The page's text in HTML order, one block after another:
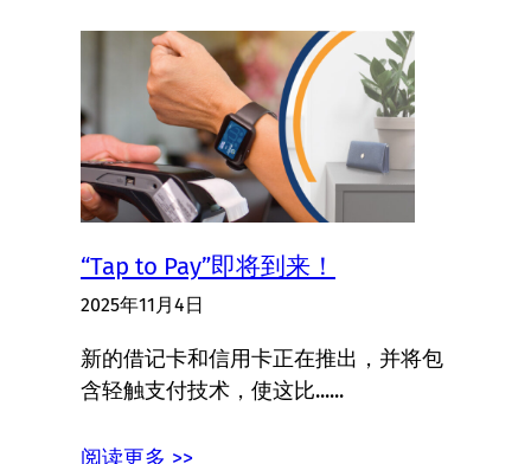
“Tap to Pay”即将到来！
2025年11月4日
新的借记卡和信用卡正在推出，并将包
含轻触支付技术，使这比......
阅读更多 >>